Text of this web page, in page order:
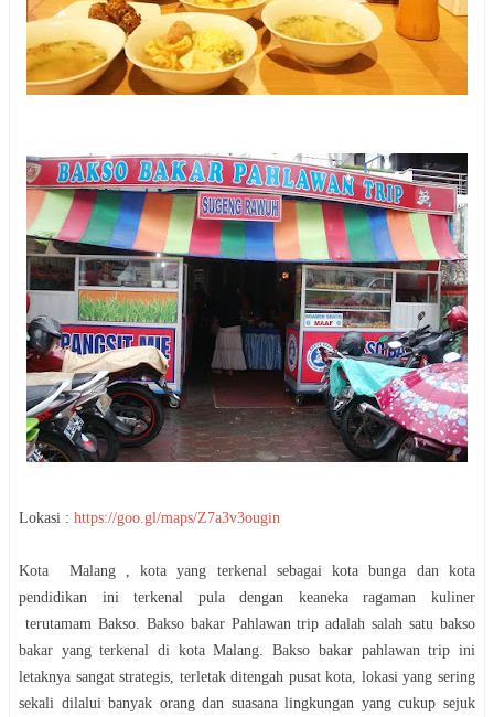
Lokasi : https://goo.gl/maps/Z7a3v3ougin
Kota Malang , kota yang terkenal sebagai kota bunga dan kota
pendidikan ini terkenal pula dengan keaneka ragaman kuliner
terutamam Bakso. Bakso bakar Pahlawan trip adalah salah satu bakso
bakar yang terkenal di kota Malang. Bakso bakar pahlawan trip ini
letaknya sangat strategis, terletak ditengah pusat kota, lokasi yang sering
sekali dilalui banyak orang dan suasana lingkungan yang cukup sejuk